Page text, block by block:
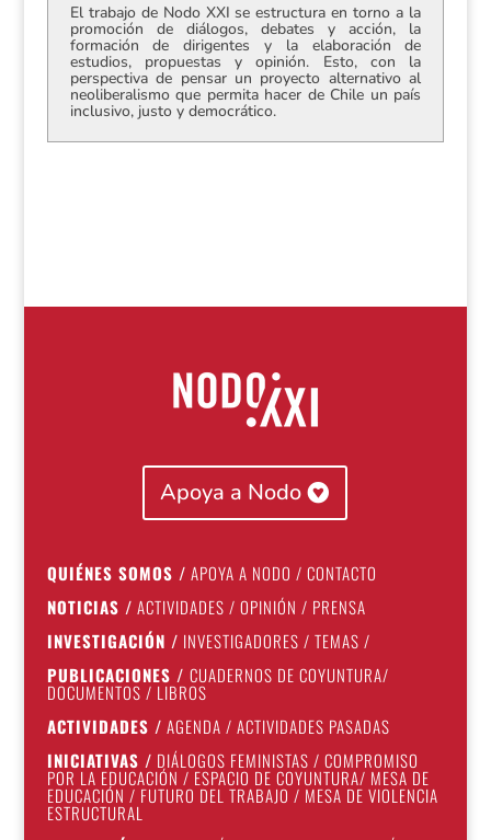
El trabajo de Nodo XXI se estructura en torno a la
promoción de diálogos, debates y acción, la
formación de dirigentes y la elaboración de
estudios, propuestas y opinión. Esto, con la
perspectiva de pensar un proyecto alternativo al
neoliberalismo que permita hacer de Chile un país
inclusivo, justo y democrático.
Apoya a Nodo
QUIÉNES SOMOS / APOYA A NODO / CONTACTO
NOTICIAS / ACTIVIDADES / OPINIÓN / PRENSA
INVESTIGACIÓN / INVESTIGADORES / TEMAS /
PUBLICACIONES / CUADERNOS DE COYUNTURA/
DOCUMENTOS / LIBROS
ACTIVIDADES / AGENDA / ACTIVIDADES PASADAS
INICIATIVAS / DIÁLOGOS FEMINISTAS / COMPROMISO
POR LA EDUCACIÓN / ESPACIO DE COYUNTURA/ MESA DE
EDUCACIÓN / FUTURO DEL TRABAJO / MESA DE VIOLENCIA
ESTRUCTURAL